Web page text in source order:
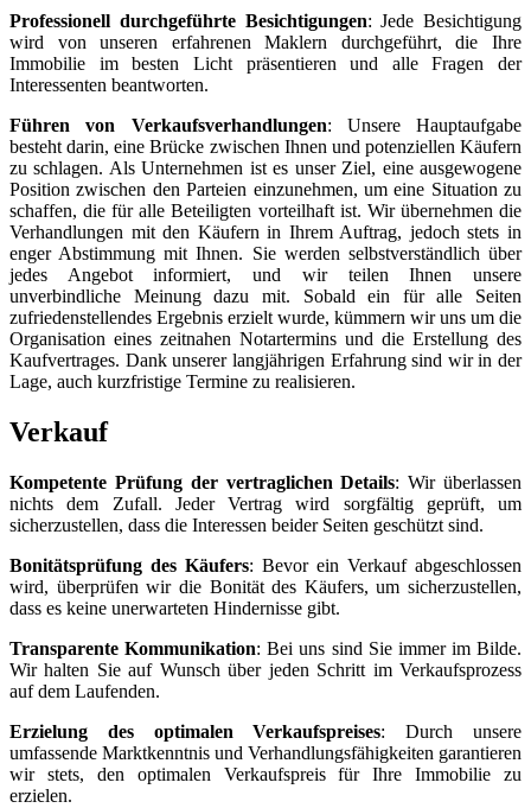
Professionell durchgeführte Besichtigungen: Jede Besichtigung
wird von unseren erfahrenen Maklern durchgeführt, die Ihre
Immobilie im besten Licht präsentieren und alle Fragen der
Interessenten beantworten.
Führen von Verkaufsverhandlungen: Unsere Hauptaufgabe
besteht darin, eine Brücke zwischen Ihnen und potenziellen Käufern
zu schlagen. Als Unternehmen ist es unser Ziel, eine ausgewogene
Position zwischen den Parteien einzunehmen, um eine Situation zu
schaffen, die für alle Beteiligten vorteilhaft ist. Wir übernehmen die
Verhandlungen mit den Käufern in Ihrem Auftrag, jedoch stets in
enger Abstimmung mit Ihnen. Sie werden selbstverständlich über
jedes Angebot informiert, und wir teilen Ihnen unsere
unverbindliche Meinung dazu mit. Sobald ein für alle Seiten
zufriedenstellendes Ergebnis erzielt wurde, kümmern wir uns um die
Organisation eines zeitnahen Notartermins und die Erstellung des
Kaufvertrages. Dank unserer langjährigen Erfahrung sind wir in der
Lage, auch kurzfristige Termine zu realisieren.
Verkauf
Kompetente Prüfung der vertraglichen Details: Wir überlassen
nichts dem Zufall. Jeder Vertrag wird sorgfältig geprüft, um
sicherzustellen, dass die Interessen beider Seiten geschützt sind.
Bonitätsprüfung des Käufers: Bevor ein Verkauf abgeschlossen
wird, überprüfen wir die Bonität des Käufers, um sicherzustellen,
dass es keine unerwarteten Hindernisse gibt.
Transparente Kommunikation: Bei uns sind Sie immer im Bilde.
Wir halten Sie auf Wunsch über jeden Schritt im Verkaufsprozess
auf dem Laufenden.
Erzielung des optimalen Verkaufspreises: Durch unsere
umfassende Marktkenntnis und Verhandlungsfähigkeiten garantieren
wir stets, den optimalen Verkaufspreis für Ihre Immobilie zu
erzielen.